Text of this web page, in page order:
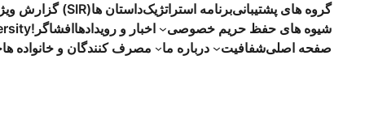
گزارش ویژه حادثه (SIR)داستان هابرنامه استراتژیکگروه های پشتیبانی
افشاگراخبار و رویدادها
شیوه های حفظ حریم خصوصی
مصرف کنندگان و خانواده ها درباره ما شفافیتصفحه اصلی